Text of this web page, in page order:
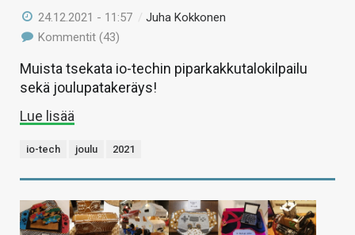
24.12.2021 - 11:57 /Juha Kokkonen
Kommentit (43)
Muista tsekata io-techin piparkakkutalokilpailu
sekä joulupatakeräys!
Lue lisää
io-tech joulu 2021